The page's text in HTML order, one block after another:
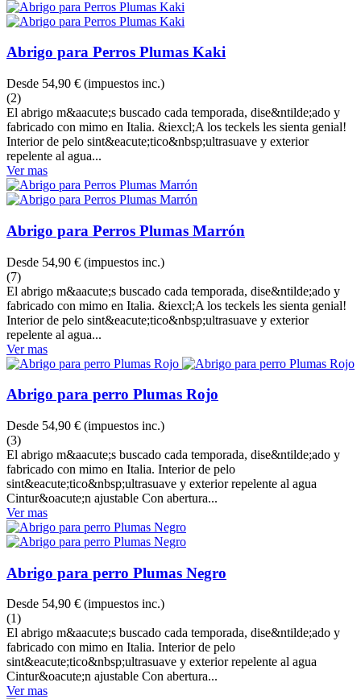
Abrigo para Perros Plumas Kaki
Desde 54,90 € (impuestos inc.)
(2)
El abrigo m&aacute;s buscado cada temporada, dise&ntilde;ado y
fabricado con mimo en Italia. &iexcl;A los teckels les sienta genial!
Interior de pelo sint&eacute;tico&nbsp;ultrasuave y exterior
repelente al agua...
Ver mas
Abrigo para Perros Plumas Marrón
Desde 54,90 € (impuestos inc.)
(7)
El abrigo m&aacute;s buscado cada temporada, dise&ntilde;ado y
fabricado con mimo en Italia. &iexcl;A los teckels les sienta genial!
Interior de pelo sint&eacute;tico&nbsp;ultrasuave y exterior
repelente al agua...
Ver mas
Abrigo para perro Plumas Rojo
Desde 54,90 € (impuestos inc.)
(3)
El abrigo m&aacute;s buscado cada temporada, dise&ntilde;ado y
fabricado con mimo en Italia. Interior de pelo
sint&eacute;tico&nbsp;ultrasuave y exterior repelente al agua
Cintur&oacute;n ajustable Con abertura...
Ver mas
Abrigo para perro Plumas Negro
Desde 54,90 € (impuestos inc.)
(1)
El abrigo m&aacute;s buscado cada temporada, dise&ntilde;ado y
fabricado con mimo en Italia. Interior de pelo
sint&eacute;tico&nbsp;ultrasuave y exterior repelente al agua
Cintur&oacute;n ajustable Con abertura...
Ver mas